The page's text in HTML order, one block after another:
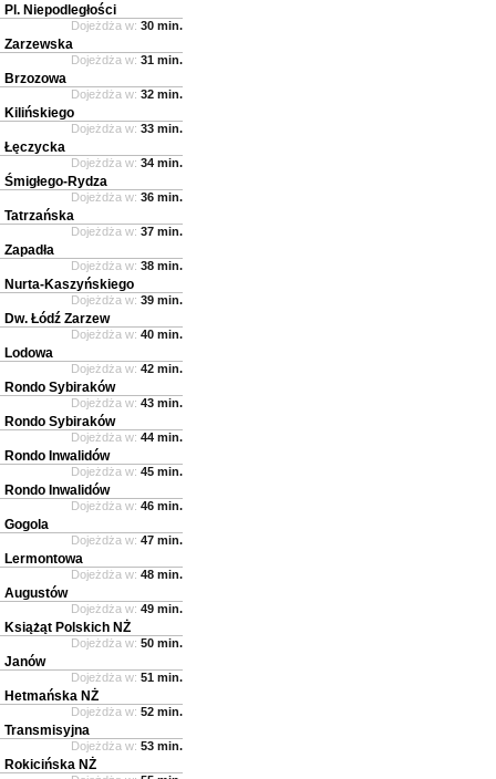
Pl. Niepodległości
Dojeżdża w: 30 min.
Zarzewska
Dojeżdża w: 31 min.
Brzozowa
Dojeżdża w: 32 min.
Kilińskiego
Dojeżdża w: 33 min.
Łęczycka
Dojeżdża w: 34 min.
Śmigłego-Rydza
Dojeżdża w: 36 min.
Tatrzańska
Dojeżdża w: 37 min.
Zapadła
Dojeżdża w: 38 min.
Nurta-Kaszyńskiego
Dojeżdża w: 39 min.
Dw. Łódź Zarzew
Dojeżdża w: 40 min.
Lodowa
Dojeżdża w: 42 min.
Rondo Sybiraków
Dojeżdża w: 43 min.
Rondo Sybiraków
Dojeżdża w: 44 min.
Rondo Inwalidów
Dojeżdża w: 45 min.
Rondo Inwalidów
Dojeżdża w: 46 min.
Gogola
Dojeżdża w: 47 min.
Lermontowa
Dojeżdża w: 48 min.
Augustów
Dojeżdża w: 49 min.
Książąt Polskich NŻ
Dojeżdża w: 50 min.
Janów
Dojeżdża w: 51 min.
Hetmańska NŻ
Dojeżdża w: 52 min.
Transmisyjna
Dojeżdża w: 53 min.
Rokicińska NŻ